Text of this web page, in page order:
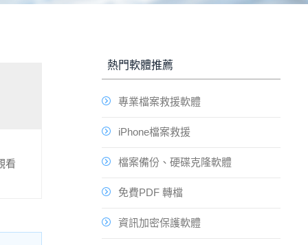
看
熱門軟體推薦
專業檔案救援軟體
iPhone檔案救援
檔案備份、硬碟克隆軟體
免費PDF 轉檔
資訊加密保護軟體